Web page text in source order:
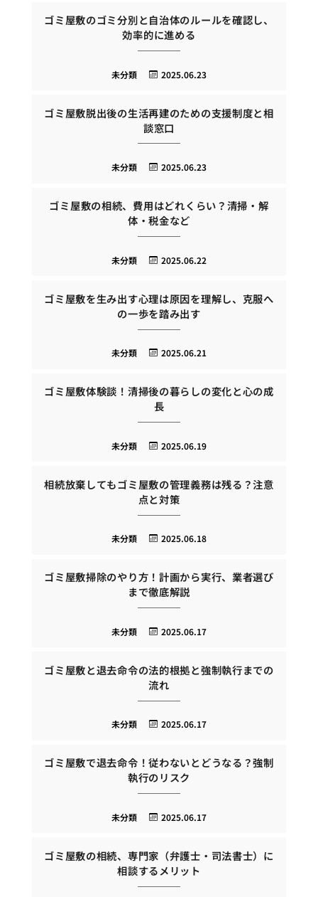
ゴミ屋敷のゴミ分別と自治体のルールを確認し、
効率的に進める
2025.06.23
未分類
ゴミ屋敷脱出後の生活再建のための支援制度と相
談窓口
2025.06.23
未分類
ゴミ屋敷の相続、費用はどれくらい？清掃・解
体・税金など
2025.06.22
未分類
ゴミ屋敷を生み出す心理は原因を理解し、克服へ
の一歩を踏み出す
2025.06.21
未分類
ゴミ屋敷体験談！清掃後の暮らしの変化と心の成
長
2025.06.19
未分類
相続放棄してもゴミ屋敷の管理義務は残る？注意
点と対策
2025.06.18
未分類
ゴミ屋敷掃除のやり方！計画から実行、業者選び
まで徹底解説
2025.06.17
未分類
ゴミ屋敷と退去命令の法的根拠と強制執行までの
流れ
2025.06.17
未分類
ゴミ屋敷で退去命令！従わないとどうなる？強制
執行のリスク
2025.06.17
未分類
ゴミ屋敷の相続、専門家（弁護士・司法書士）に
相談するメリット